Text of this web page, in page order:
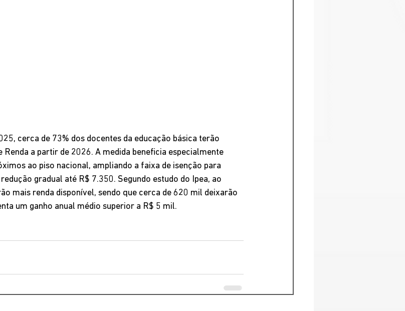
cerca de 73% dos docentes da educação básica terão
a partir de 2026. A medida beneficia especialmente
ao piso nacional, ampliando a faixa de isenção para
gradual até R$ 7.350. Segundo estudo do Ipea, ao
mais renda disponível, sendo que cerca de 620 mil deixarão
um ganho anual médio superior a R$ 5 mil.